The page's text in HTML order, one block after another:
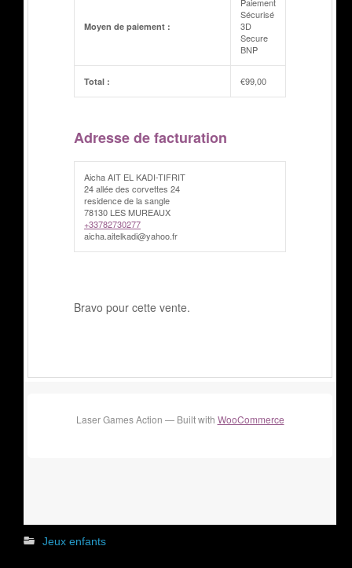
Moyen de paiement :
Sécurisé
3D
Secure
BNP
Total : €99,00
Adresse de facturation
Aicha AIT EL KADI-TIFRIT
24 allée des corvettes 24
residence de la sangle
78130 LES MUREAUX
+33782730277
aicha.aitelkadi@yahoo.fr
Bravo pour cette vente.
Laser Games Action — Built with WooCommerce
Jeux enfants